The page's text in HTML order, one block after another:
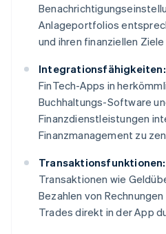
Anlageportfolios
und ihren finanziellen
Integrationsfähigkeiten:
FinTech-Apps in
Buchhaltungs-Software
Finanzdienstleistungen
Finanzmanagement zu
Transaktionsfunktionen:
Transaktionen wie
Bezahlen von
Trades direkt in der App